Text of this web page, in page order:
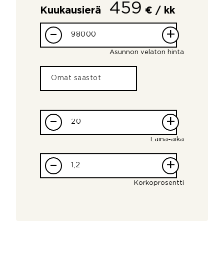
Kuukausierä 459 € / kk
– +
Asunnon velaton hinta
– +
Laina-aika
– +
Korkoprosentti